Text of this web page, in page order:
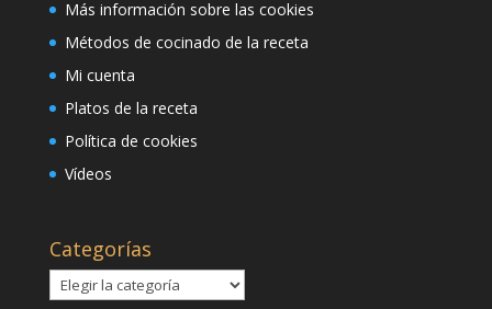
Más información sobre las cookies
Métodos de cocinado de la receta
Mi cuenta
Platos de la receta
Política de cookies
Vídeos
Categorías
Categorías